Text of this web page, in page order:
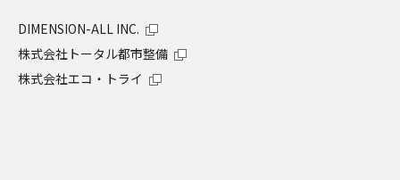
DIMENSION-ALL INC.
株式会社トータル都市整備
株式会社エコ・トライ